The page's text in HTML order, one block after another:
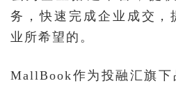
务，快速完成企业成交，
业所希望的。
MallBook作为投融汇旗下